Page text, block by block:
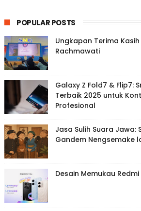
POPULAR POSTS
Ungkapan Terima
Rachmawati
Galaxy Z Fold7 & Flip7:
Terbaik 2025 untuk
Profesional
Jasa Sulih Suara Jawa:
Gandem Nengsemake
Desain Memukau Redmi